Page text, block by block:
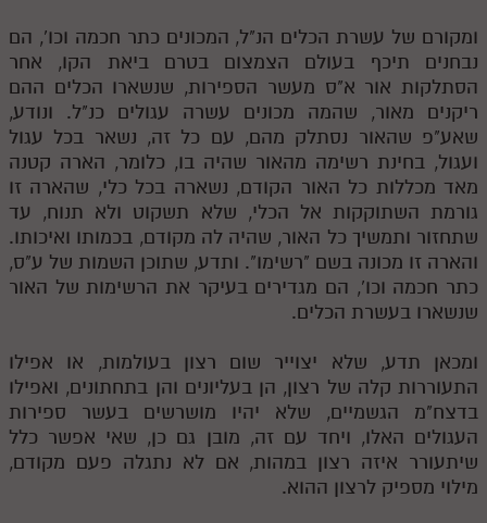
ומקורם של עשרת הכלים הנ"ל, המכונים כתר חכמה וכו', הם
נבחנים תיכף בעולם הצמצום בטרם ביאת הקו, אחר
הסתלקות אור א"ס מעשר הספירות, שנשארו הכלים ההם
ריקנים מאור, שהמה מכונים עשרה עגולים כנ"ל. ונודע,
שאע"פ שהאור נסתלק מהם, עם כל זה, נשאר בכל עגול
ועגול, בחינת רשימה מהאור שהיה בו, כלומר, הארה קטנה
מאד מכללות כל האור הקודם, נשארה בכל כלי, שהארה זו
גורמת השתוקקות אל הכלי, שלא תשקוט ולא תנוח, עד
שתחזור ותמשיך כל האור, שהיה לה מקודם, בכמותו ואיכותו.
והארה זו מכונה בשם "רשימו". ותדע, שתוכן השמות של ע"ס,
כתר חכמה וכו', הם מגדירים בעיקר את הרשימות של האור
שנשארו בעשרת הכלים.
ומכאן תדע, שלא יצוייר שום רצון בעולמות, או אפילו
התעוררות קלה של רצון, הן בעליונים והן בתחתונים, ואפילו
בדצח"מ הגשמיים, שלא יהיו מושרשים בעשר ספירות
העגולים האלו, ויחד עם זה, מובן גם כן, שאי אפשר כלל
שיתעורר איזה רצון במהות, אם לא נתגלה פעם מקודם,
מילוי מספיק לרצון ההוא.